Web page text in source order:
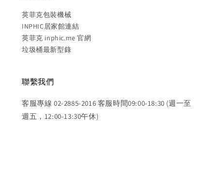
英菲克包裝機械
INPHIC居家館連結
英菲克 inphic.me 官網
垃圾桶最新型錄
聯繫我們
客服專線 02-2885-2016 客服時間09:00-18:30 (週一至
週五，12:00-13:30午休)